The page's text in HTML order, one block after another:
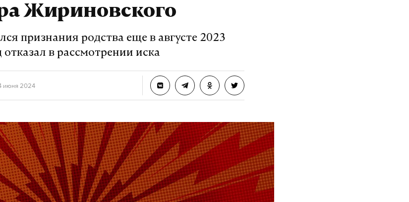
Жириновского
признания родства еще в августе 2023
отказал в рассмотрении иска
июня 2024